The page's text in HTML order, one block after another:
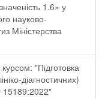
1.6» у
науково-
Міністерства
"Підготовка
діагностичних)
15189:2022"